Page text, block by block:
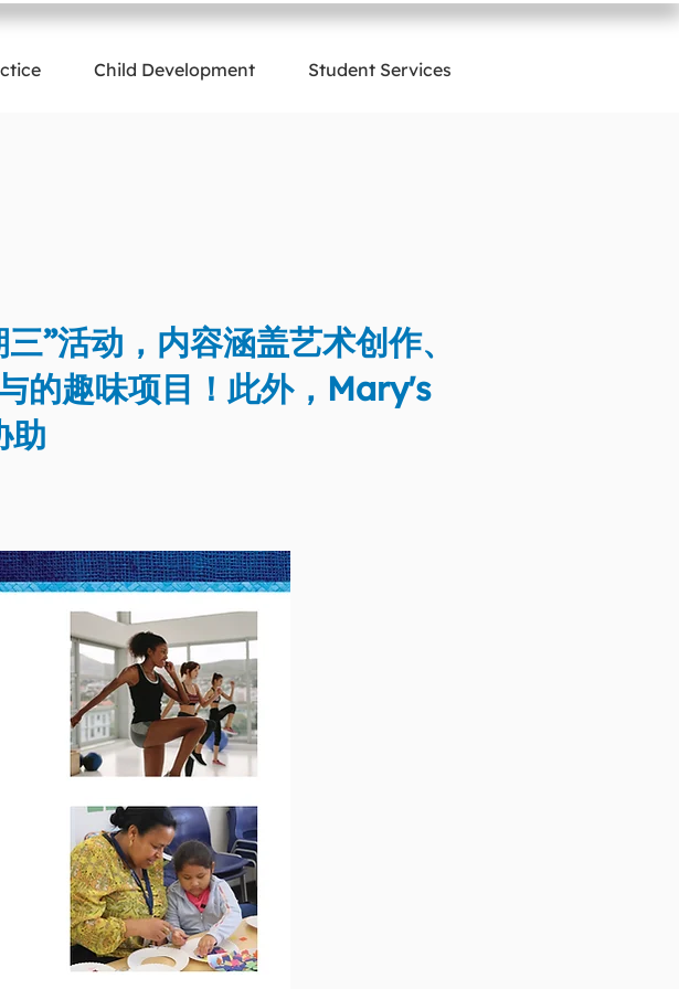
Child Development Student Services
”活动，内容涵盖艺术创作、
的趣味项目！此外，Mary's
。